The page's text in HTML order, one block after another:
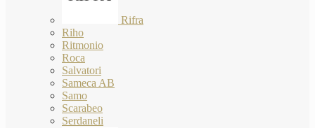
Rifra
Riho
Ritmonio
Roca
Salvatori
Sameca AB
Samo
Scarabeo
Serdaneli